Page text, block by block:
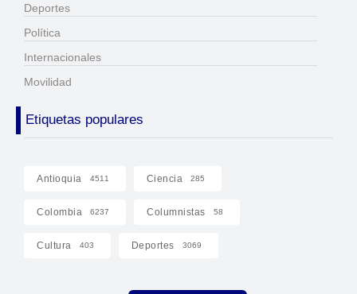
Deportes
Política
Internacionales
Movilidad
Etiquetas populares
Antioquia 4511 Ciencia 285
Colombia 6237 Columnistas 58
Cultura 403 Deportes 3069